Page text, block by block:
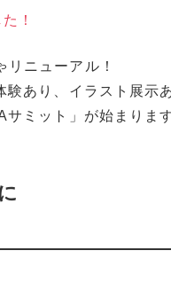
！
ニューアル！
あり、イラスト展示
ミット」が始まります